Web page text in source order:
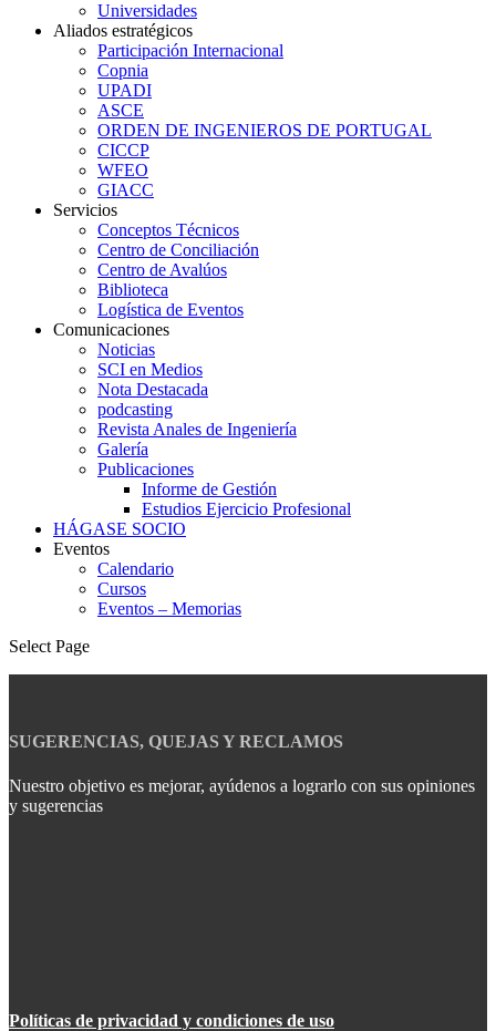
Universidades
Aliados estratégicos
Participación Internacional
Copnia
UPADI
ASCE
ORDEN DE INGENIEROS DE PORTUGAL
CICCP
WFEO
GIACC
Servicios
Conceptos Técnicos
Centro de Conciliación
Centro de Avalúos
Biblioteca
Logística de Eventos
Comunicaciones
Noticias
SCI en Medios
Nota Destacada
podcasting
Revista Anales de Ingeniería
Galería
Publicaciones
Informe de Gestión
Estudios Ejercicio Profesional
HÁGASE SOCIO
Eventos
Calendario
Cursos
Eventos – Memorias
Select Page
SUGERENCIAS, QUEJAS Y RECLAMOS
Nuestro objetivo es mejorar, ayúdenos a lograrlo con sus opiniones
y sugerencias
Políticas de privacidad y condiciones de uso